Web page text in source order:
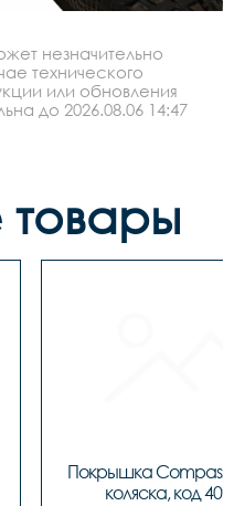
незначительно
технического
или обновления
до 2026.08.06 14:47
Покрышка Compass
коляска, код